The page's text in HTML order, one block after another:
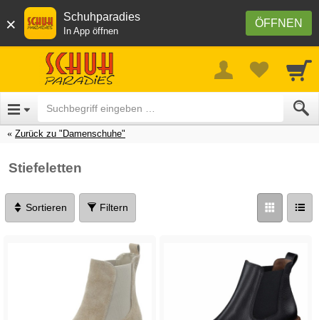
× ÖFFNEN
Schuhparadies
In App öffnen
Zurück zu "Damenschuhe"
Stiefeletten
Sortieren Filtern